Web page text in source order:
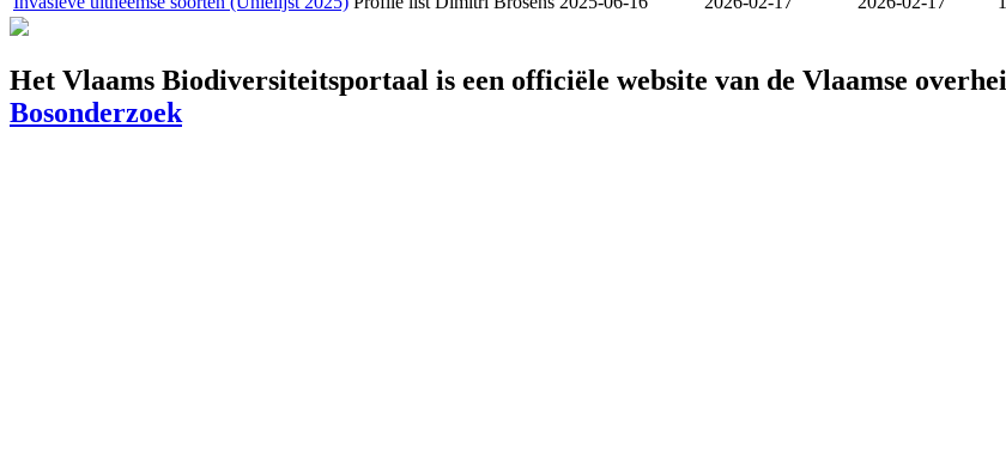
Het Vlaams Biodiversiteitsportaal is een officiële website van de Vlaamse
Bosonderzoek